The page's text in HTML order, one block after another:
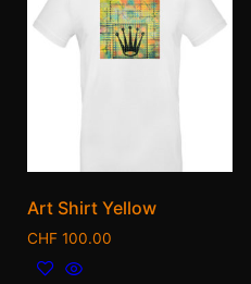
Art Shirt Yellow
CHF 100.00